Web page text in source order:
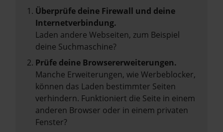
Überprüfe deine Firewall und deine
Internetverbindung.
Laden andere Webseiten, zum Beispiel
deine Suchmaschine?
Prüfe deine Browsererweiterungen.
Manche Erweiterungen, wie Werbeblocker,
können das Laden bestimmter Seiten
verhindern. Funktioniert die Seite in einem
anderen Browser oder in einem privaten
Fenster?